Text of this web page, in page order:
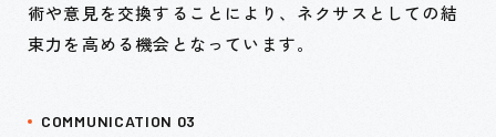
術や意見を交換することにより、ネクサスとしての結
束力を高める機会となっています。
COMMUNICATION 03